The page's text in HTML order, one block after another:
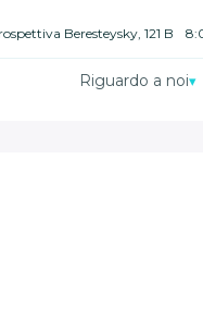
Beresteysky, 121 B
Riguardo a noi